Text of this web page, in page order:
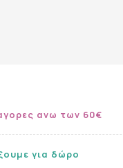
ανω των 60€
για δώρο